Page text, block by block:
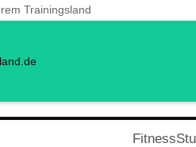
Trainingsland